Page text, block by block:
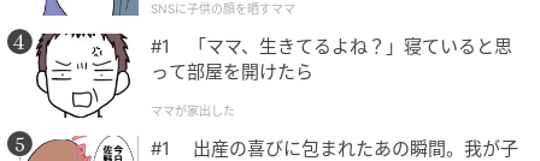
私はそれだけ言って席を立ちました。引き止める声
は、追ってきませんでした。
その足で弁護士に相談し、離婚を決めました。親友と
も、それきり連絡を絶ちました。
SNSに子供の顔を晒すママ
#1 「ママ、生きてるよね？」寝ていると思
って部屋を開けたら
ママが家出した
#1 出産の喜びに包まれたあの瞬間。我が子